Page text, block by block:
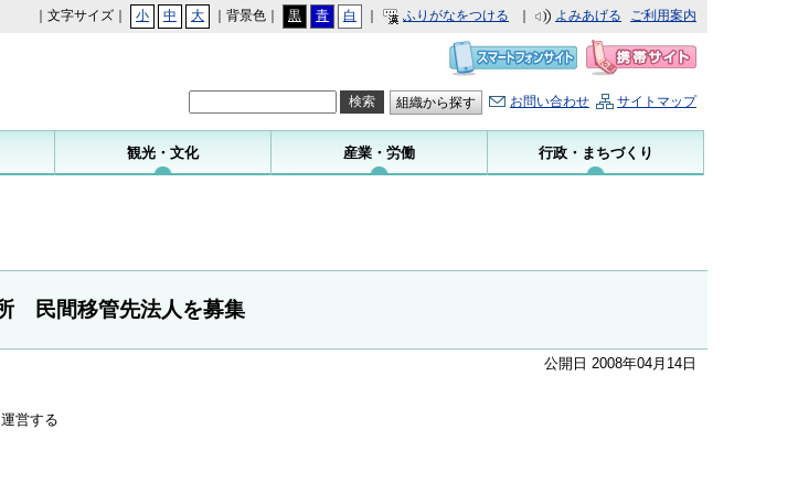
｜文字サイズ｜ 小 中 大 ｜背景色｜ 黒 青 白 ふりがなをつける よみあげる ご利用案内
組織から探す お問い合わせ サイトマップ
観光・文化 産業・労働 行政・まちづくり
民間移管先法人を募集
公開日 2008年04月14日
営する